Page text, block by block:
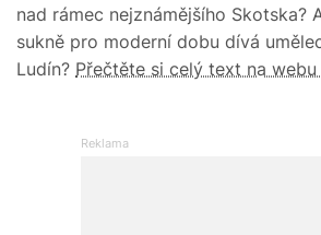
nad rámec nejznámějšího Skotska?
sukně pro moderní dobu dívá
Ludín? Přečtěte si celý text na webu